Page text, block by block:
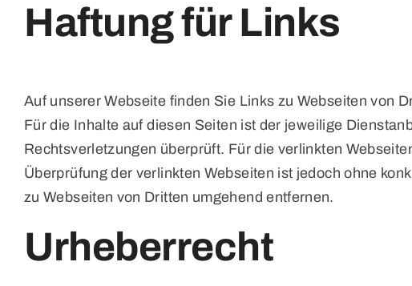
Haftung für Links
Auf unserer Webseite finden Sie Links zu Webseiten von
Für die Inhalte auf diesen Seiten ist der jeweilige
Rechtsverletzungen überprüft. Für die verlinkten
Überprüfung der verlinkten Webseiten ist jedoch ohne
zu Webseiten von Dritten umgehend entfernen.
Urheberrecht